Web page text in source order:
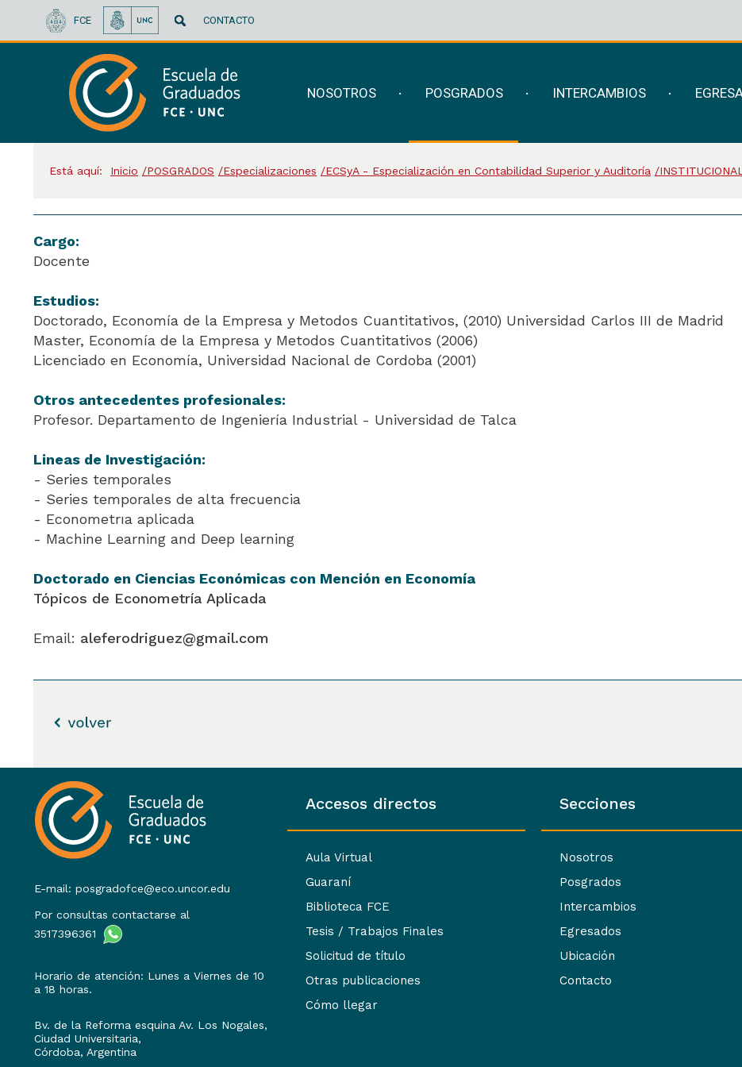
FCE CONTACTO
NOSOTROS POSGRADOS INTERCAMBIOS
Está aquí: Inicio POSGRADOS Especializaciones ECSyA - Especialización en Contabilidad Superior y Auditoría INSTITUCIONAL
Cargo:
Docente
Estudios:
Doctorado, Economía de la Empresa y Metodos Cuantitativos, (2010) Universidad Carlos III de Madrid
Master, Economía de la Empresa y Metodos Cuantitativos (2006)
Licenciado en Economía, Universidad Nacional de Cordoba (2001)
Otros antecedentes profesionales:
Profesor. Departamento de Ingeniería Industrial - Universidad de Talca
Lineas de Investigación:
- Series temporales
- Series temporales de alta frecuencia
- Econometrıa aplicada
- Machine Learning and Deep learning
Doctorado en Ciencias Económicas con Mención en Economía
Tópicos de Econometría Aplicada
Email: aleferodriguez@gmail.com
E-mail: posgradofce@eco.uncor.edu
Por consultas contactarse al
3517396361
Horario de atención: Lunes a Viernes de 10
a 18 horas.
Bv. de la Reforma esquina Av. Los Nogales,
Ciudad Universitaria,
Córdoba, Argentina
Accesos directos
Aula Virtual
Guaraní
Biblioteca FCE
Tesis / Trabajos Finales
Solicitud de título
Otras publicaciones
Cómo llegar
Secciones
Nosotros
Posgrados
Intercambios
Egresados
Ubicación
Contacto